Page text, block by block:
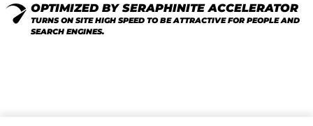
OPTIMIZED BY SERAPHINITE ACCELERATOR
TURNS ON SITE HIGH SPEED TO BE ATTRACTIVE FOR PEOPLE AND
SEARCH ENGINES.